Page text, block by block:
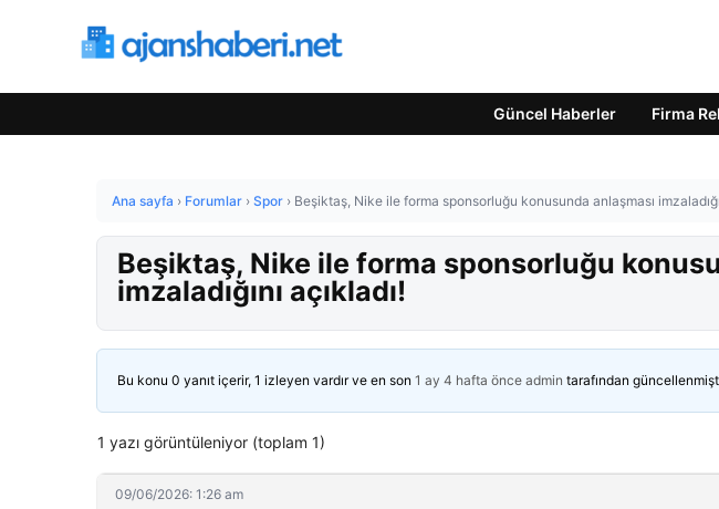
Güncel Haberler Firma
Ana sayfa › Forumlar › Spor › Beşiktaş, Nike ile forma sponsorluğu konusunda anlaşması
Beşiktaş, Nike ile forma sponsorluğu
imzaladığını açıkladı!
Bu konu 0 yanıt içerir, 1 izleyen vardır ve en son 1 ay 4 hafta önce admin tarafından
1 yazı görüntüleniyor (toplam 1)
09/06/2026: 1:26 am